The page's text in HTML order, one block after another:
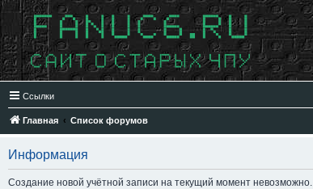
Ссылки
Главная Список форумов
Информация
Создание новой учётной записи на текущий момент невозможно.